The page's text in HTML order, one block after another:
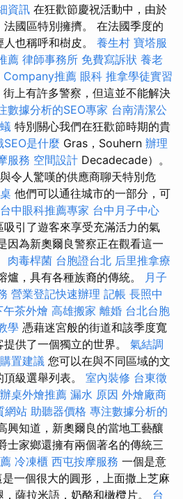
資訊 在狂歡節慶祝活動中，由於
國區特別擁擠。 在法國季度的
也稱呼和樹皮。 養生村 寶塔服
薦 律師事務所 免費寫訴狀 養老
Company推薦 眼科 推拿學徒實習
街上有許多警察，但這並不能解決
數據分析的SEO專家 台南清潔公
特別關心我們在狂歡節時期的貴
SEO是什麼 Gras，Souhern 辦理
服務 空間設計 Decadecade）。
與令人驚嘆的供應商聊天特別危
他們可以通往城市的一部分，可
台中眼科推薦專家 台中月子中心
引了遊客來享受充滿活力的氣
因為新奧爾良警察正在觀看這一
肉毒桿菌 台胞證台北 后里推拿療
爐，具有各種族裔的傳統。 月子
營業登記快速辦理 記帳 長照中
午茶外燴 高雄搬家 離婚 台北台胞
學 憑藉迷宮般的街道和該季度寬
供了一個獨立的世界。 氣結調
置建議 您可以在與不同區域的文
級選舉列表。 室內裝修 台東徵
辦桌外燴推薦 漏水 原因 外燴廠商
網站 助聽器價格 專注數據分析的
興知道，新奧爾良的當地工藝釀
士家鄉還擁有兩個著名的傳統三
冷凍櫃 西屯按摩服務 一個是意
一個很大的圓形，上面撒上芝麻
薩拉米語，奶酪和橄欖片。 台